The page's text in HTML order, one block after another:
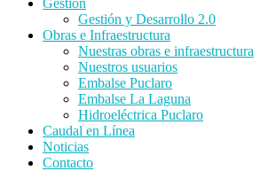
Gestión
Gestión y Desarrollo 2.0
Obras e Infraestructura
Nuestras obras e infraestructura
Nuestros usuarios
Embalse Puclaro
Embalse La Laguna
Hidroeléctrica Puclaro
Caudal en Línea
Noticias
Contacto